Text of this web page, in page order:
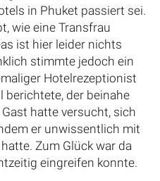
in Phuket passiert sei.
wie eine Transfrau
ist hier leider nichts
stimmte jedoch ein
Hotelrezeptionist
berichtete, der beinahe
hatte versucht, sich
er unwissentlich mit
Zum Glück war da
eingreifen konnte.